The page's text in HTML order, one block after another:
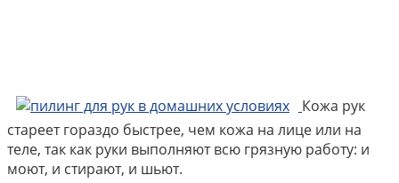
Кожа рук
стареет гораздо быстрее, чем кожа на лице или на
теле, так как руки выполняют всю грязную работу: и
моют, и стирают, и шьют.